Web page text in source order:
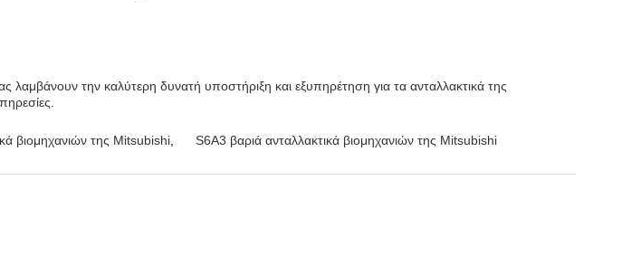
την καλύτερη δυνατή υποστήριξη και εξυπηρέτηση για τα ανταλλακτικά της
βιομηχανιών της Mitsubishi S6A3 βαριά ανταλλακτικά βιομηχανιών της Mitsubishi